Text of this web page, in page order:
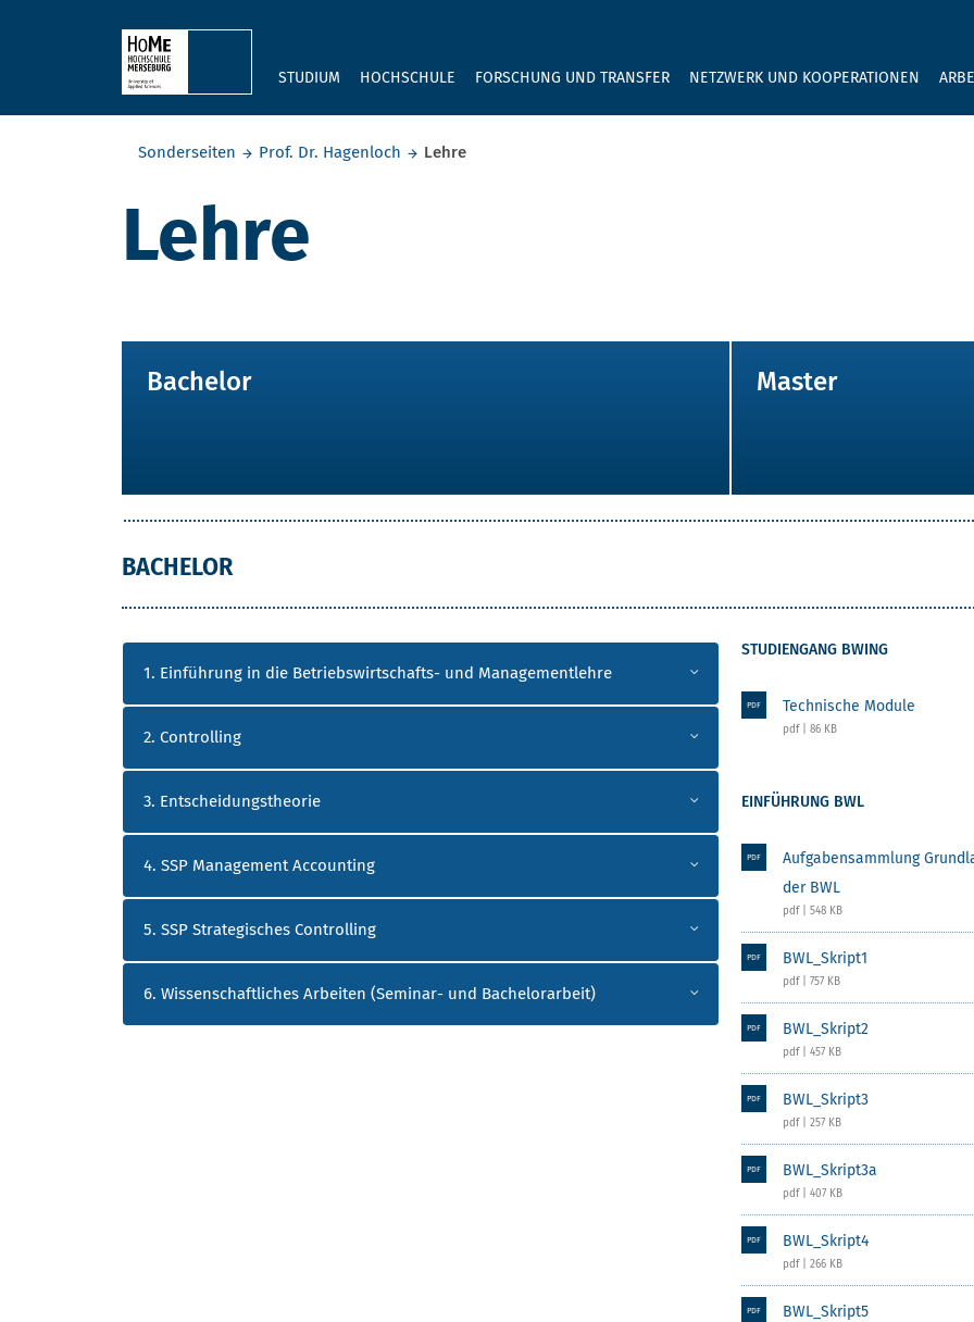
STUDIUM HOCHSCHULE FORSCHUNG UND TRANSFER NETZWERK UND KOOPERATIONEN
Sonderseiten
Prof. Dr. Hagenloch Lehre
Lehre
Bachelor Master
BACHELOR
1. Einführung in die Betriebswirtschafts- und Managementlehre
2. Controlling
3. Entscheidungstheorie
4. SSP Management Accounting
5. SSP Strategisches Controlling
6. Wissenschaftliches Arbeiten (Seminar- und Bachelorarbeit)
STUDIENGANG BWING
PDF Technische Module
pdf | 86 KB
EINFÜHRUNG BWL
PDF
Aufgabensammlung
der BWL
pdf | 548 KB
PDF BWL_Skript1
pdf | 757 KB
PDF BWL_Skript2
pdf | 457 KB
PDF BWL_Skript3
pdf | 257 KB
PDF BWL_Skript3a
pdf | 407 KB
PDF BWL_Skript4
pdf | 266 KB
PDF BWL_Skript5